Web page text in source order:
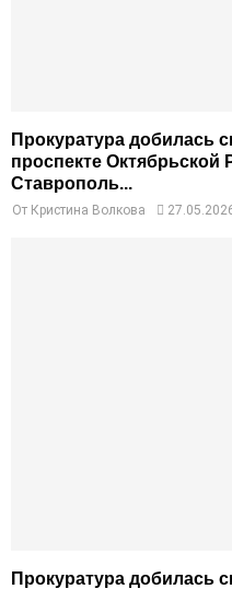
Прокуратура добилась
проспекте
Ставрополь...
От Кристина Волкова
Прокуратура добилась